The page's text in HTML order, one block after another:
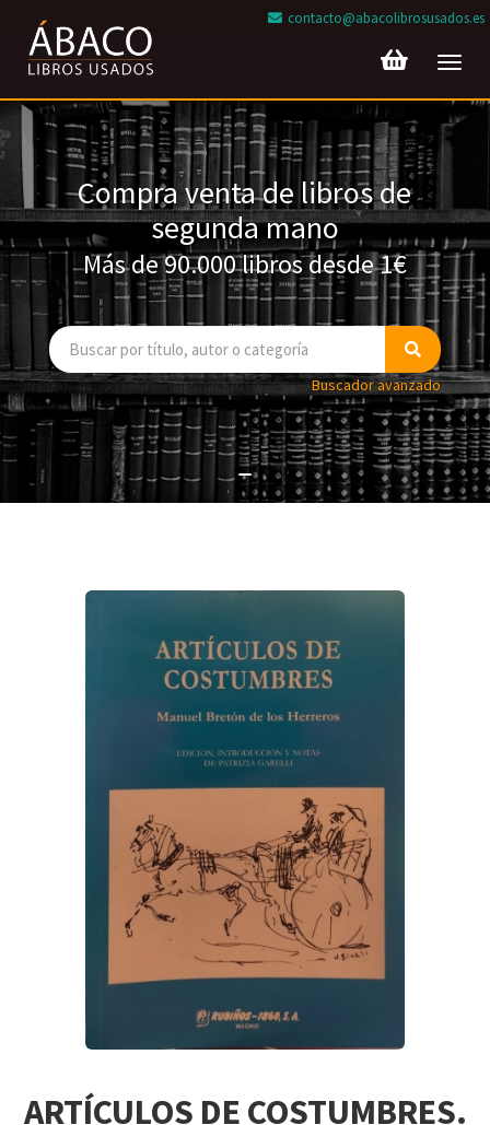
contacto@abacolibrosusados.es
Compra venta de libros de
segunda mano
Más de 90.000 libros desde 1€
Buscador avanzado
ARTÍCULOS DE COSTUMBRES.